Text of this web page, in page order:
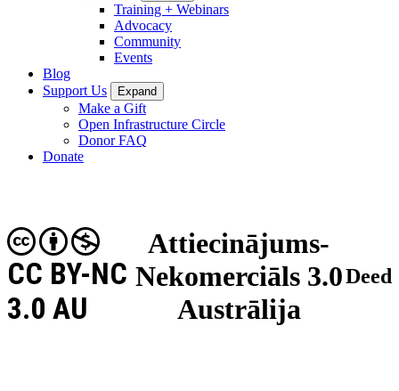
Training + Webinars
Advocacy
Community
Events
Blog
Support Us
Expand
Make a Gift
Open Infrastructure Circle
Donor FAQ
Donate
Attiecinājums-
Nekomerciāls 3.0
Austrālija
CC BY-NC
3.0 AU
Deed